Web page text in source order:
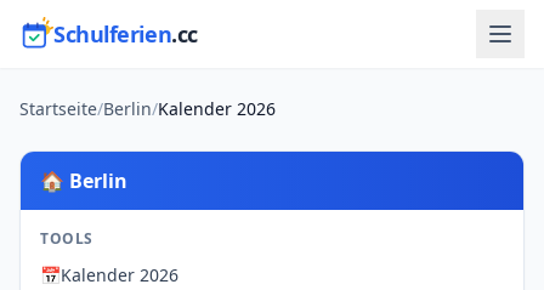
Schulferien.cc
Startseite/Berlin/Kalender 2026
🏠 Berlin
TOOLS
📅Kalender 2026